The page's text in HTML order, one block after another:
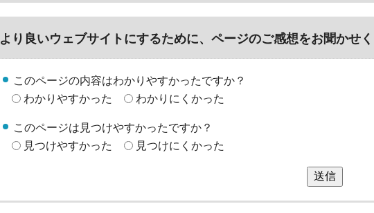
より良いウェブサイトにするために、ページのご感想をお聞かせく
このページの内容はわかりやすかったですか？
わかりやすかった
わかりにくかった
このページは見つけやすかったですか？
見つけやすかった
見つけにくかった
送信